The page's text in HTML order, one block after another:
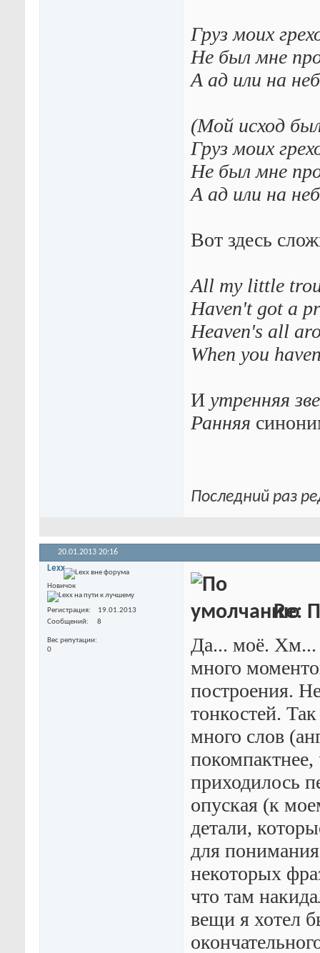
Груз моих
Не был мне
А ад или на
(Мой исход
Груз моих
Не был мне
А ад или на
Вот здесь
All my little
Haven't got a
Heaven's all
When you
И утренняя
Ранняя
Последний раз
20.01.2013 20:16
Lexx
Новичок
Регистрация
19.01.2013
Сообщений
8
Вес репутации
0
Re:
Да... моё. Хм...
много
построения.
тонкостей.
много слов
приходилось
опуская (к
детали,
для
некоторых
что там
вещи я хотел